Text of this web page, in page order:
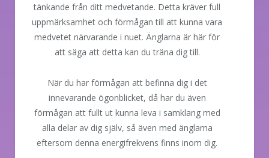
tänkande från ditt medvetande. Detta kräver full
uppmärksamhet och förmågan till att kunna vara
medvetet närvarande i nuet. Änglarna är här för
att säga att detta kan du träna dig till.
När du har förmågan att befinna dig i det
innevarande ögonblicket, då har du även
förmågan att fullt ut kunna leva i samklang med
alla delar av dig själv, så även med änglarna
eftersom denna energifrekvens finns inom dig.